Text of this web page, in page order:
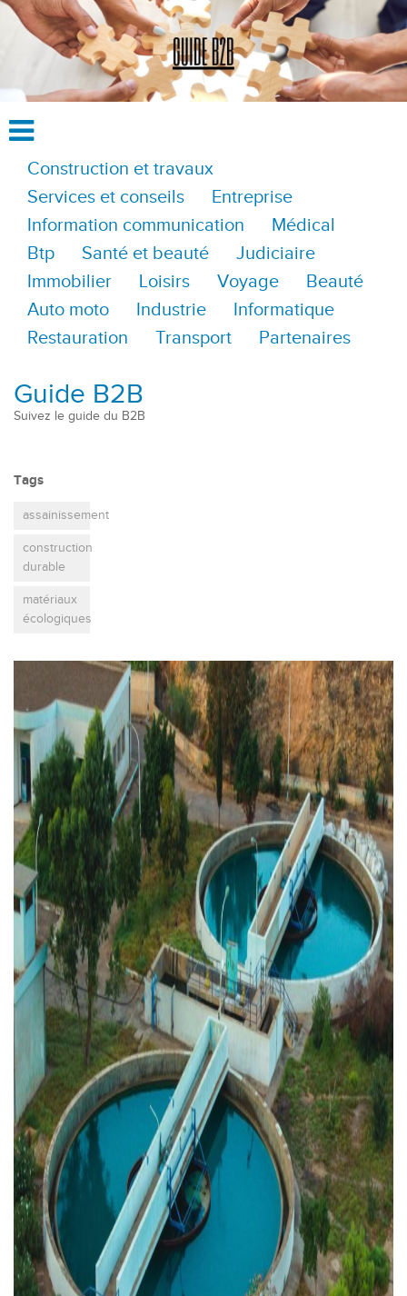
Construction et travaux
Services et conseils
Entreprise
Information communication
Médical
Btp
Santé et beauté
Judiciaire
Immobilier
Loisirs Voyage
Beauté
Auto moto
Industrie
Informatique
Restauration
Transport Partenaires
Guide B2B
Suivez le guide du B2B
Tags
assainissement
construction
durable
matériaux
écologiques